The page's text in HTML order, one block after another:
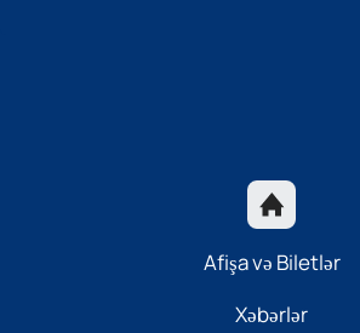
Afişa və Biletlər
Xəbərlər